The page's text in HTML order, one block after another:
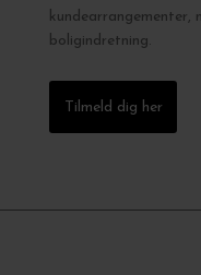
kundearrangementer,
boligindretning.
Tilmeld dig her